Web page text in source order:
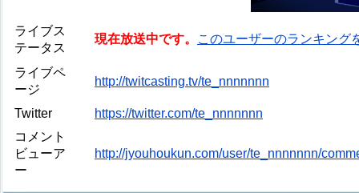
ライブス
テータス
現在放送中です。 このユーザーのランキング
ライブペ
ージ
http://twitcasting.tv/te_nnnnnnn
Twitter
https://twitter.com/te_nnnnnnn
コメント
ビューア
ー
http://jyouhoukun.com/user/te_nnnnnnn/